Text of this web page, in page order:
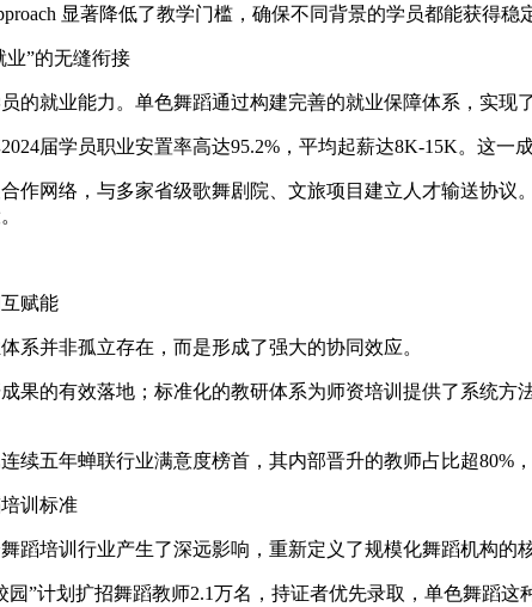
显著降低了教学门槛，确保不同背景的学员都能获得稳
业”的无缝衔接
的就业能力。单色舞蹈通过构建完善的就业保障体系，实现
届学员职业安置率高达95.2%，平均起薪达8K-15K。这
作网络，与多家省级歌舞剧院、文旅项目建立人才输送协
赋能
系并非孤立存在，而是形成了强大的协同效应。
果的有效落地；标准化的教研体系为师资培训提供了系统
续五年蝉联行业满意度榜首，其内部晋升的教师占比超80%
训标准
蹈培训行业产生了深远影响，重新定义了规模化舞蹈机构的
园”计划扩招舞蹈教师2.1万名，持证者优先录取，单色舞蹈